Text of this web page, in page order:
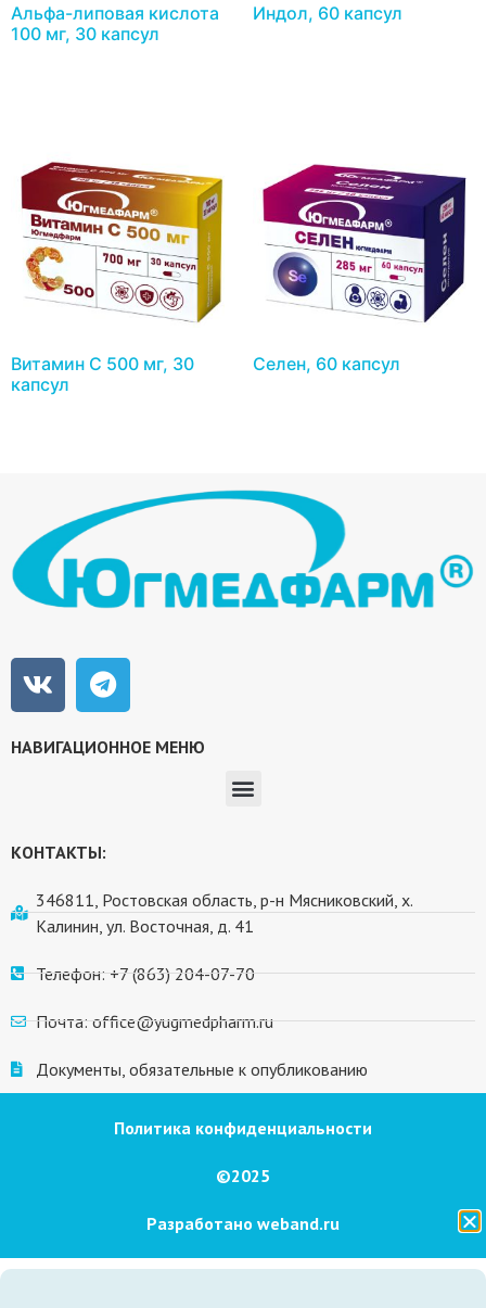
Альфа-липовая кислота
100 мг, 30 капсул
Индол, 60 капсул
Витамин С 500 мг, 30
капсул
Селен, 60 капсул
НАВИГАЦИОННОЕ МЕНЮ
КОНТАКТЫ:
346811, Ростовская область, р-н Мясниковский, х.
Калинин, ул. Восточная, д. 41
Телефон: +7 (863) 204-07-70
Почта: office@yugmedpharm.ru
Документы, обязательные к опубликованию
Политика конфиденциальности
©2025
Разработано weband.ru